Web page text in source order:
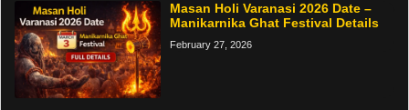
Masan Holi Varanasi 2026 Date –
Manikarnika Ghat Festival Details
February 27, 2026